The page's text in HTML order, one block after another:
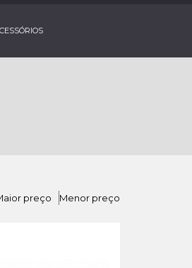
preço Menor preço